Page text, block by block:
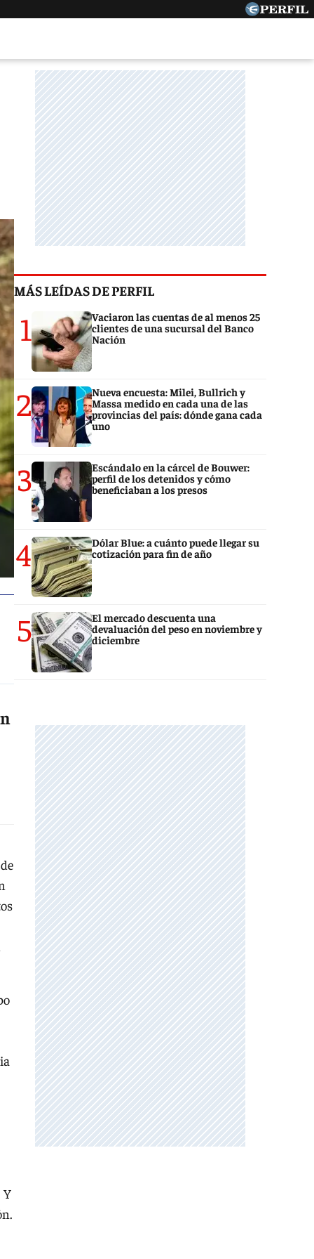
Y
MÁS LEÍDAS DE PERFIL
1
Vaciaron las cuentas de al menos 25
clientes de una sucursal del Banco
Nación
2
Nueva encuesta: Milei, Bullrich y
Massa medido en cada una de las
provincias del país: dónde gana cada
uno
3
Escándalo en la cárcel de Bouwer:
perfil de los detenidos y cómo
beneficiaban a los presos
4
Dólar Blue: a cuánto puede llegar su
cotización para fin de año
5
El mercado descuenta una
devaluación del peso en noviembre y
diciembre